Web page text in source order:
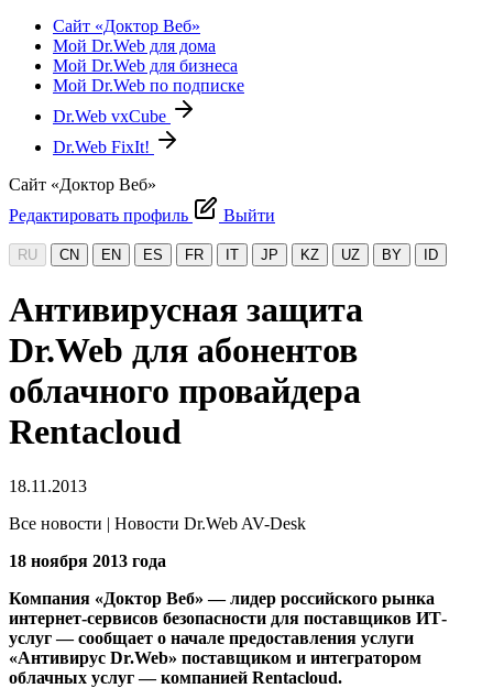
Сайт «Доктор Веб»
Мой Dr.Web для дома
Мой Dr.Web для бизнеса
Мой Dr.Web по подписке
Dr.Web vxCube
Dr.Web FixIt!
Сайт «Доктор Веб»
Редактировать профиль
Выйти
RU CN EN ES FR IT JP KZ UZ BY ID
Антивирусная защита
Dr.Web для абонентов
облачного провайдера
Rentacloud
18.11.2013
Все новости | Новости Dr.Web AV-Desk
18 ноября 2013 года
Компания «Доктор Веб» — лидер российского рынка
интернет-сервисов безопасности для поставщиков ИТ-
услуг — сообщает о начале предоставления услуги
«Антивирус Dr.Web» поставщиком и интегратором
облачных услуг — компанией Rentacloud.